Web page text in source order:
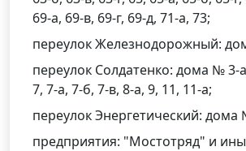
69-а, 69-в, 69-г, 69-д, 71-а, 73;
переулок Железнодорожный:
переулок Солдатенко: дома № 3-
7, 7-а, 7-б, 7-в, 8-а, 9, 11, 11-а;
переулок Энергетический: дома
предприятия: "Мостотряд" и